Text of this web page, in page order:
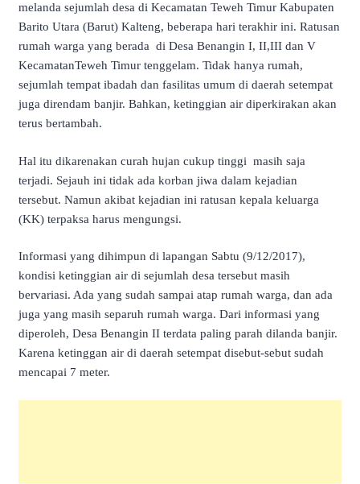
melanda sejumlah desa di Kecamatan Teweh Timur Kabupaten
Barito Utara (Barut) Kalteng, beberapa hari terakhir ini. Ratusan
rumah warga yang berada di Desa Benangin I, II,III dan V
KecamatanTeweh Timur tenggelam. Tidak hanya rumah,
sejumlah tempat ibadah dan fasilitas umum di daerah setempat
juga direndam banjir. Bahkan, ketinggian air diperkirakan akan
terus bertambah.
Hal itu dikarenakan curah hujan cukup tinggi masih saja
terjadi. Sejauh ini tidak ada korban jiwa dalam kejadian
tersebut. Namun akibat kejadian ini ratusan kepala keluarga
(KK) terpaksa harus mengungsi.
Informasi yang dihimpun di lapangan Sabtu (9/12/2017),
kondisi ketinggian air di sejumlah desa tersebut masih
bervariasi. Ada yang sudah sampai atap rumah warga, dan ada
juga yang masih separuh rumah warga. Dari informasi yang
diperoleh, Desa Benangin II terdata paling parah dilanda banjir.
Karena ketinggan air di daerah setempat disebut-sebut sudah
mencapai 7 meter.